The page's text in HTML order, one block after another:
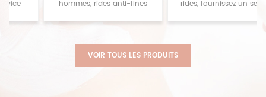
les yeux pour hommes pour
hommes, rides anti-fines
cernes, fournir un service
pour des échantillons
naturel, marque privée
rides, fournissez un service
VOIR TOUS LES PRODUITS